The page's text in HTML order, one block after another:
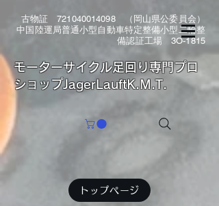
古物証 721040014098（岡山県公委員会）
中国陸運局普通小型自動車特定整備小型二輪整
備認証工場 3O-1815
​モーターサイクル足回り専門プロ
ショップJagerLauftK.M.T.
トップページ